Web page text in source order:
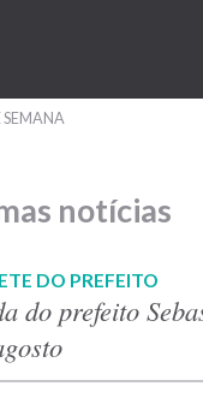
SEMANA
notícias
DO PREFEITO
do prefeito